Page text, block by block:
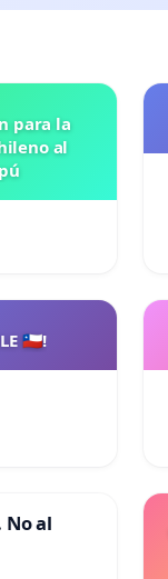
para la
al
🇨🇱!
al